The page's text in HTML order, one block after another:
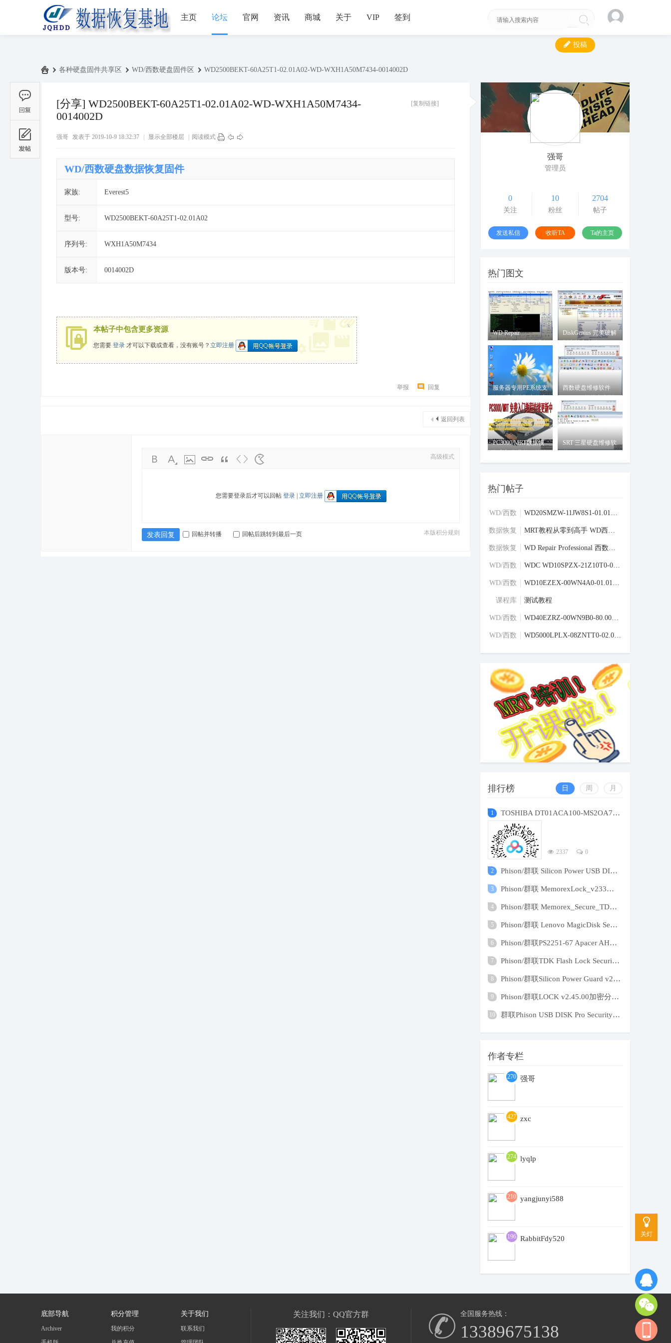
关灯
主页 论坛 官网 资讯 商城 关于 VIP 签到
投稿
› 各种硬盘固件共享区 › WD/西数硬盘固件区 › WD2500BEKT-60A25T1-02.01A02-WD-WXH1A50M7434-0014002D
[分享] WD2500BEKT-60A25T1-02.01A02-WD-WXH1A50M7434-
0014002D
[复制链接]
强哥 发表于 2019-10-9 18:32:37 显示全部楼层 阅读模式
WD/西数硬盘数据恢复固件
家族: Everest5
型号: WD2500BEKT-60A25T1-02.01A02
序列号: WXH1A50M7434
版本号: 0014002D
本帖子中包含更多资源
您需要 登录 才可以下载或查看，没有账号？ 立即注册
x
回复
举报
返回列表
高级模式
您需要登录后才可以回帖 登录| 立即注册
本版积分规则
发表回复 回帖并转播 回帖后跳转到最后一页
强哥
管理员
0
关注
10
粉丝
2704
帖子
发送私信 收听TA Ta的主页
热门图文
WD Repair
专修工具
DiskGenius 完美破解
服务器专用PE系统支
用服
西数硬盘维修软件
PC3000/MRT数据恢
更新中
SRT 三星硬盘维修软
热门帖子
WD/西数
区
WD20SMZW-11JW8S1-01.01A01-WD-WX31AB8JCLF
数据恢复
区
MRT教程从零到高手 WD西数硬盘刷写固件教程
数据恢复
区
WD Repair Professional 西数硬盘专修工具
WD/西数
区
WDC WD10SPZX-21Z10T0-02-01A02-WD-WXU1E68
WD/西数
区
WD10EZEX-00WN4A0-01.01A01-WD-WMC6Y0F2VN4
课程库 测试教程
WD/西数
区
WD40EZRZ-00WN9B0-80.00A80-WD-WCC4E6XS839
WD/西数
区
WD5000LPLX-08ZNTT0-02.01A02-WD-WXM1A1696
排行榜 日 周 月
1 TOSHIBA DT01ACA100-MS2OA7L0-65NS174KS
2337 0
2 Phison/群联 Silicon Power USB DISK Pro S
3 Phison/群联 MemorexLock_v233密码安全分区
4 Phison/群联 Memorex_Secure_TD_v275 加密
5 Phison/群联 Lenovo MagicDisk Security ut
6 Phison/群联PS2251-67 Apacer AH325 TDK Lo
7 Phison/群联TDK Flash Lock Security App v
8 Phison/群联Silicon Power Guard v2.49创建
9 Phison/群联LOCK v2.45.00加密分区创建和删
10 群联Phison USB DISK Pro Security App v2.
作者专栏
270 强哥
427 zxc
274 lyqlp
210 yangjunyi588
196 RabbitFdy520
底部导航
Archiver
积分管理
我的积分
关于我们
联系我们
关注我们：QQ官方群 全国服务热线：
13389675138